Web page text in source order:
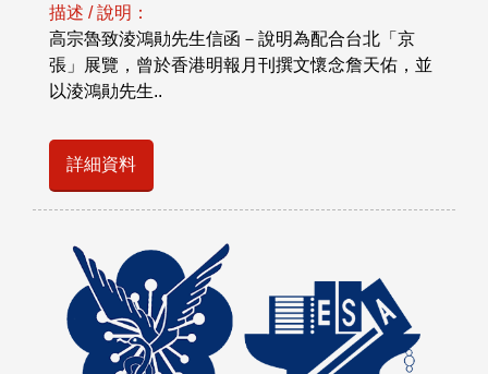
描述 / 說明：
高宗魯致淩鴻勛先生信函－說明為配合台北「京
張」展覽，曾於香港明報月刊撰文懷念詹天佑，並
以淩鴻勛先生..
詳細資料